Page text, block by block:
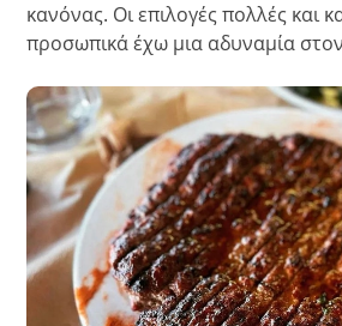
κανόνας. Οι επιλογές πολλές και
προσωπικά έχω μια αδυναμία